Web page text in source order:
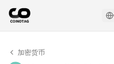
Kaspa 技术分析
Kaspa 目前交易价格为
加密货币